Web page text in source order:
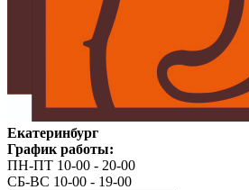
Екатеринбург
График работы:
ПН-ПТ 10-00 - 20-00
СБ-ВС 10-00 - 19-00